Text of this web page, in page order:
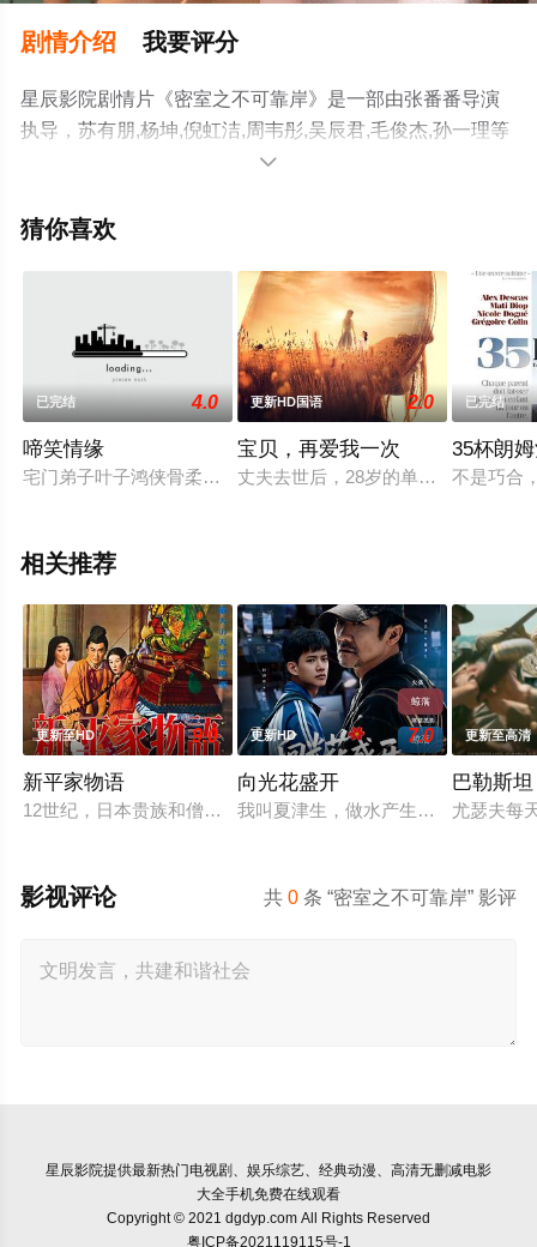
剧情介绍 我要评分
星辰影院剧情片《密室之不可靠岸》是一部由张番番导演
执导，苏有朋,杨坤,倪虹洁,周韦彤,吴辰君,毛俊杰,孙一理等
演员精彩演绎的内地电影，大结局剧情已揭晓（已完
电影网，更多剧情信息可移步至豆瓣电影、电视猫或剧情

猜你喜欢
已完结 4.0
啼笑情缘
宅门弟子叶子鸿侠骨柔肠，先后把几个落难姑娘接回家中与母
更新HD国语 2.0
宝贝，再爱我一次
丈夫去世后，28岁的单身妈妈美琳和
已完结
35杯朗
不是巧合
相关推荐
更新至HD 9.0
新平家物语
12世纪，日本贵族和僧侣拥有大片土地，并免除赋税，而国内
更新HD 7.0
向光花盛开
我叫夏津生，做水产生意，45岁那年
更新至高清
巴勒斯
尤瑟夫每
共0 条 “密室之不可靠岸” 影评
影视评论
星辰影院提供最新热门电视剧、娱乐综艺、经典动漫、高清无删减电影
大全手机免费在线观看
Copyright © 2021 dgdyp.com All Rights Reserved
粤ICP备2021119115号-1